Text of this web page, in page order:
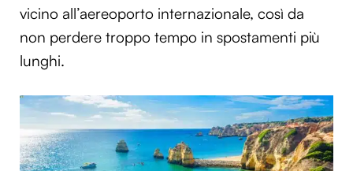
vicino all’aereoporto internazionale, così da
non perdere troppo tempo in spostamenti più
lunghi.